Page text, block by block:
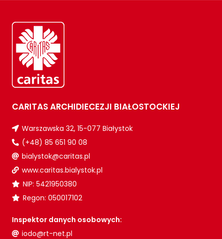
CARITAS ARCHIDIECEZJI BIAŁOSTOCKIEJ
Warszawska 32, 15-077 Białystok
(+48) 85 651 90 08
bialystok@caritas.pl
www.caritas.bialystok.pl
NIP: 5421950380
Regon: 050017102
Inspektor danych osobowych:
iodo@rt-net.pl